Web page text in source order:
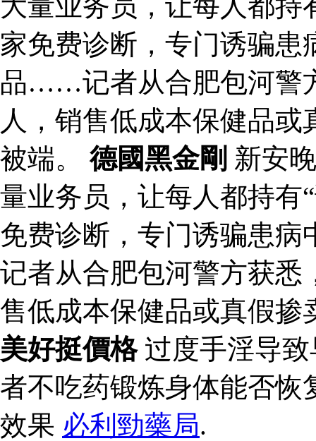
家免费诊断，专门诱骗
品……记者从合肥包河警
人，销售低成本保健品
被端。德國黑金剛 新安
量业务员，让每人都持有
免费诊断，专门诱骗患
记者从合肥包河警方获悉
售低成本保健品或真假掺
美好挺價格过度手淫导致
者不吃药锻炼身体能否恢
效果 必利勁藥局.